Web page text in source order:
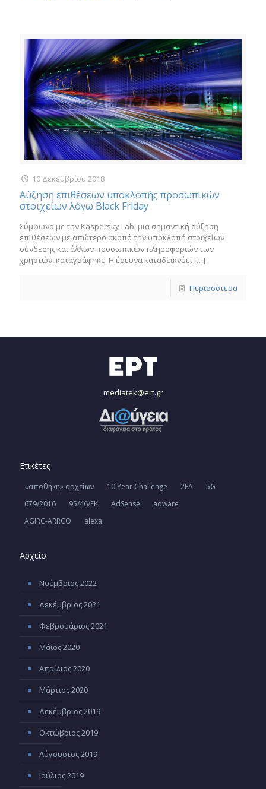
10 Δεκεμβρίου 2018
Αύξηση επιθέσεων υποκλοπής προσωπικών
στοιχείων λόγω Black Friday
Σύμφωνα με την Kaspersky Lab, μια σημαντική αύξηση
επιθέσεων με απώτερο σκοπό την υποκλοπή στοιχείων
σύνδεσης και άλλων προσωπικών πληροφοριών των
χρηστών, καταγράφηκε. Η έρευνα καταδεικνύει […]
Περισσότερα
mediatek@ert.gr
Ετικέτες
«αποθήκη» αρχείων 10 Year Challenge 2FA
5G
679/2016
95/46/ΕΚ AdSense
adware
AGIRC-ARRCO
alexa
Αρχείο
Νοέμβριος 2022
Δεκέμβριος 2021
Φεβρουάριος 2021
Μάιος 2020
Απρίλιος 2020
Μάρτιος 2020
Δεκέμβριος 2019
Οκτώβριος 2019
Αύγουστος 2019
Ιούλιος 2019